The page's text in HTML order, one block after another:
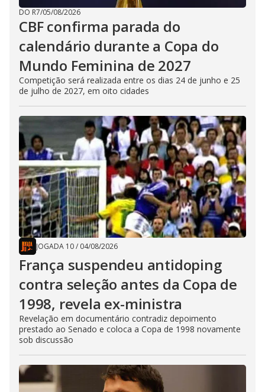
DO R7/05/08/2026
CBF confirma parada do
calendário durante a Copa do
Mundo Feminina de 2027
Competição será realizada entre os dias 24 de junho e 25
de julho de 2027, em oito cidades
JOGADA 10/ 04/08/2026
França suspendeu antidoping
contra seleção antes da Copa de
1998, revela ex-ministra
Revelação em documentário contradiz depoimento
prestado ao Senado e coloca a Copa de 1998 novamente
sob discussão